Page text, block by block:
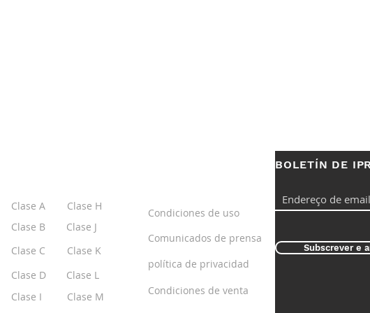
Clase A
Clase H
Clase B
Clase J
Clase C
Clase K
Clase D
Clase L
Clase I
Clase M
Condiciones de uso
Comunicados de prensa
política de privacidad
Condiciones de venta
BOLETÍN DE IPR
Subscrever e